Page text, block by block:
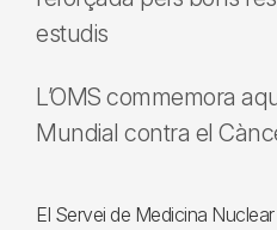
estudis
L’OMS commemora
Mundial contra el
El Servei de Medicina